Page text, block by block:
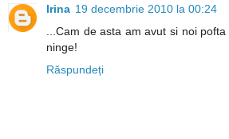
Irina 19 decembrie 2010 la 00:24
...Cam de asta am avut si noi
ninge!
Răspundeți